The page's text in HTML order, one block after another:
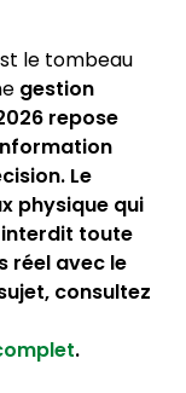
le tombeau
gestion
repose
Le
physique qui
interdit toute
réel avec le
consultez
.